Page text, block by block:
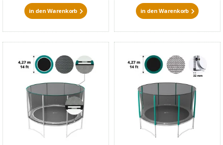
in den Warenkorb in den Warenkorb